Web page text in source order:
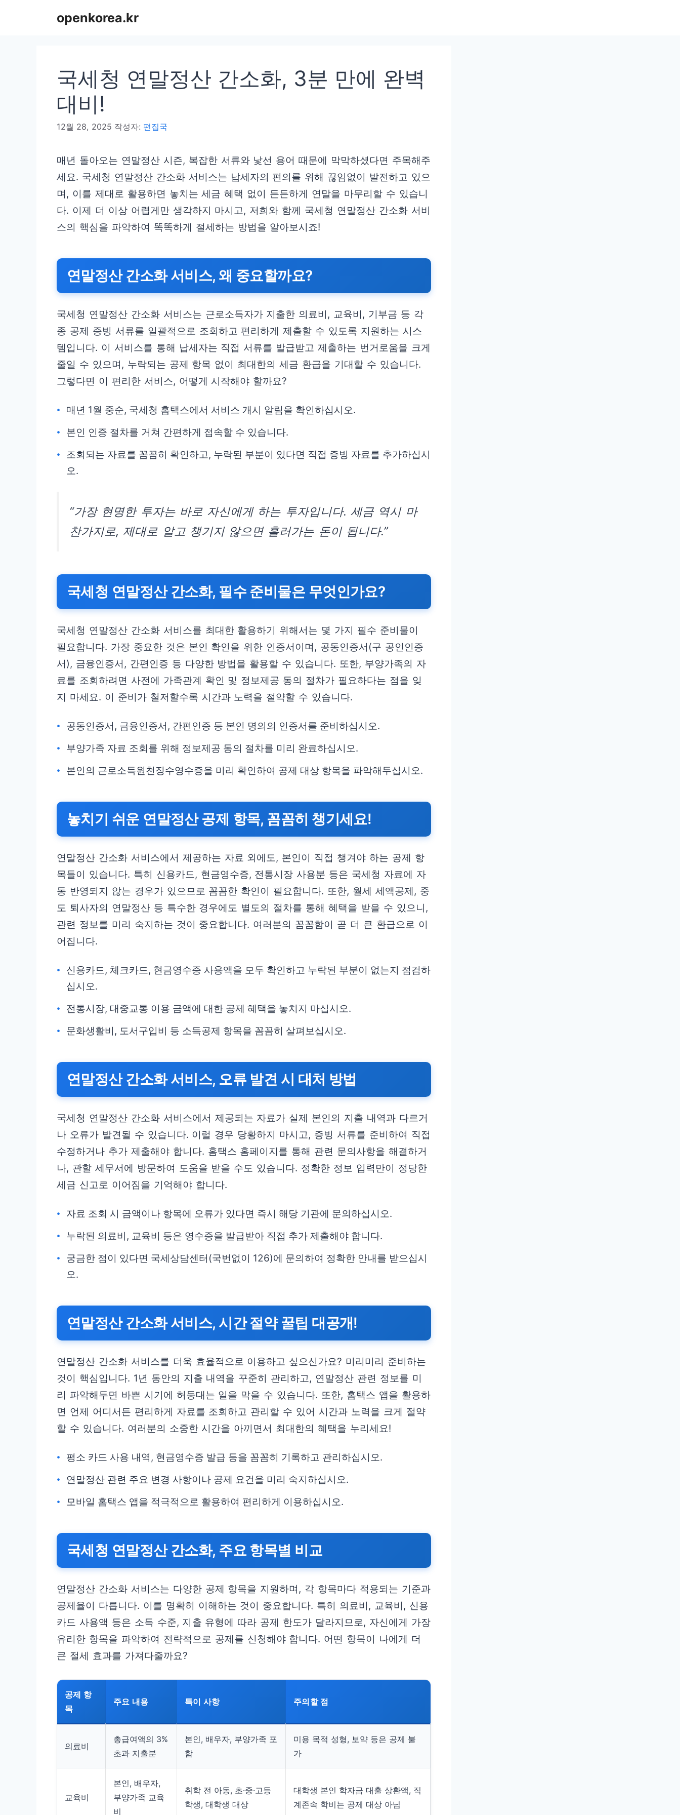
openkorea.kr
국세청 연말정산 간소화, 3분 만에 완벽
대비!
12월 28, 2025 작성자: 편집국
매년 돌아오는 연말정산 시즌, 복잡한 서류와 낯선 용어 때문에 막막하셨다면 주목해주
세요. 국세청 연말정산 간소화 서비스는 납세자의 편의를 위해 끊임없이 발전하고 있으
며, 이를 제대로 활용하면 놓치는 세금 혜택 없이 든든하게 연말을 마무리할 수 있습니
다. 이제 더 이상 어렵게만 생각하지 마시고, 저희와 함께 국세청 연말정산 간소화 서비
스의 핵심을 파악하여 똑똑하게 절세하는 방법을 알아보시죠!
연말정산 간소화 서비스, 왜 중요할까요?
국세청 연말정산 간소화 서비스는 근로소득자가 지출한 의료비, 교육비, 기부금 등 각
종 공제 증빙 서류를 일괄적으로 조회하고 편리하게 제출할 수 있도록 지원하는 시스
템입니다. 이 서비스를 통해 납세자는 직접 서류를 발급받고 제출하는 번거로움을 크게
줄일 수 있으며, 누락되는 공제 항목 없이 최대한의 세금 환급을 기대할 수 있습니다.
그렇다면 이 편리한 서비스, 어떻게 시작해야 할까요?
매년 1월 중순, 국세청 홈택스에서 서비스 개시 알림을 확인하십시오.
본인 인증 절차를 거쳐 간편하게 접속할 수 있습니다.
조회되는 자료를 꼼꼼히 확인하고, 누락된 부분이 있다면 직접 증빙 자료를 추가하십시
오.
“가장 현명한 투자는 바로 자신에게 하는 투자입니다. 세금 역시 마
찬가지로, 제대로 알고 챙기지 않으면 흘러가는 돈이 됩니다.”
국세청 연말정산 간소화, 필수 준비물은 무엇인가요?
국세청 연말정산 간소화 서비스를 최대한 활용하기 위해서는 몇 가지 필수 준비물이
필요합니다. 가장 중요한 것은 본인 확인을 위한 인증서이며, 공동인증서(구 공인인증
서), 금융인증서, 간편인증 등 다양한 방법을 활용할 수 있습니다. 또한, 부양가족의 자
료를 조회하려면 사전에 가족관계 확인 및 정보제공 동의 절차가 필요하다는 점을 잊
지 마세요. 이 준비가 철저할수록 시간과 노력을 절약할 수 있습니다.
공동인증서, 금융인증서, 간편인증 등 본인 명의의 인증서를 준비하십시오.
부양가족 자료 조회를 위해 정보제공 동의 절차를 미리 완료하십시오.
본인의 근로소득원천징수영수증을 미리 확인하여 공제 대상 항목을 파악해두십시오.
놓치기 쉬운 연말정산 공제 항목, 꼼꼼히 챙기세요!
연말정산 간소화 서비스에서 제공하는 자료 외에도, 본인이 직접 챙겨야 하는 공제 항
목들이 있습니다. 특히 신용카드, 현금영수증, 전통시장 사용분 등은 국세청 자료에 자
동 반영되지 않는 경우가 있으므로 꼼꼼한 확인이 필요합니다. 또한, 월세 세액공제, 중
도 퇴사자의 연말정산 등 특수한 경우에도 별도의 절차를 통해 혜택을 받을 수 있으니,
관련 정보를 미리 숙지하는 것이 중요합니다. 여러분의 꼼꼼함이 곧 더 큰 환급으로 이
어집니다.
신용카드, 체크카드, 현금영수증 사용액을 모두 확인하고 누락된 부분이 없는지 점검하
십시오.
전통시장, 대중교통 이용 금액에 대한 공제 혜택을 놓치지 마십시오.
문화생활비, 도서구입비 등 소득공제 항목을 꼼꼼히 살펴보십시오.
연말정산 간소화 서비스, 오류 발견 시 대처 방법
국세청 연말정산 간소화 서비스에서 제공되는 자료가 실제 본인의 지출 내역과 다르거
나 오류가 발견될 수 있습니다. 이럴 경우 당황하지 마시고, 증빙 서류를 준비하여 직접
수정하거나 추가 제출해야 합니다. 홈택스 홈페이지를 통해 관련 문의사항을 해결하거
나, 관할 세무서에 방문하여 도움을 받을 수도 있습니다. 정확한 정보 입력만이 정당한
세금 신고로 이어짐을 기억해야 합니다.
자료 조회 시 금액이나 항목에 오류가 있다면 즉시 해당 기관에 문의하십시오.
누락된 의료비, 교육비 등은 영수증을 발급받아 직접 추가 제출해야 합니다.
궁금한 점이 있다면 국세상담센터(국번없이 126)에 문의하여 정확한 안내를 받으십시
오.
연말정산 간소화 서비스, 시간 절약 꿀팁 대공개!
연말정산 간소화 서비스를 더욱 효율적으로 이용하고 싶으신가요? 미리미리 준비하는
것이 핵심입니다. 1년 동안의 지출 내역을 꾸준히 관리하고, 연말정산 관련 정보를 미
리 파악해두면 바쁜 시기에 허둥대는 일을 막을 수 있습니다. 또한, 홈택스 앱을 활용하
면 언제 어디서든 편리하게 자료를 조회하고 관리할 수 있어 시간과 노력을 크게 절약
할 수 있습니다. 여러분의 소중한 시간을 아끼면서 최대한의 혜택을 누리세요!
평소 카드 사용 내역, 현금영수증 발급 등을 꼼꼼히 기록하고 관리하십시오.
연말정산 관련 주요 변경 사항이나 공제 요건을 미리 숙지하십시오.
모바일 홈택스 앱을 적극적으로 활용하여 편리하게 이용하십시오.
국세청 연말정산 간소화, 주요 항목별 비교
연말정산 간소화 서비스는 다양한 공제 항목을 지원하며, 각 항목마다 적용되는 기준과
공제율이 다릅니다. 이를 명확히 이해하는 것이 중요합니다. 특히 의료비, 교육비, 신용
카드 사용액 등은 소득 수준, 지출 유형에 따라 공제 한도가 달라지므로, 자신에게 가장
유리한 항목을 파악하여 전략적으로 공제를 신청해야 합니다. 어떤 항목이 나에게 더
큰 절세 효과를 가져다줄까요?
공제 항
목
주요 내용 특이 사항 주의할 점
의료비
총급여액의 3%
초과 지출분
본인, 배우자, 부양가족 포
함
미용 목적 성형, 보약 등은 공제 불
가
교육비
본인, 배우자,
부양가족 교육
비
취학 전 아동, 초·중·고등
학생, 대학생 대상
대학생 본인 학자금 대출 상환액, 직
계존속 학비는 공제 대상 아님